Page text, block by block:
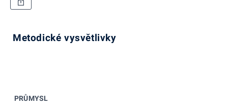
Metodické vysvětlivky
PRŮMYSL